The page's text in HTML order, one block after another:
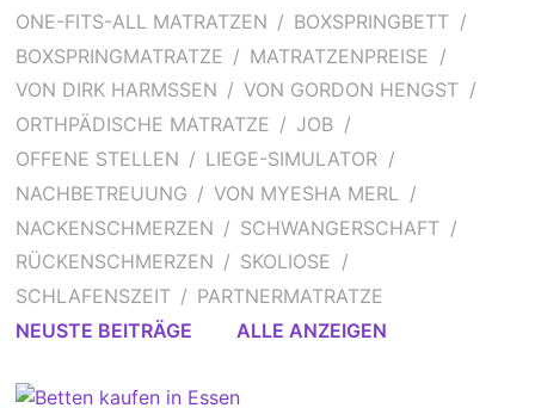
ONE-FITS-ALL MATRATZEN
BOXSPRINGBETT
BOXSPRINGMATRATZE
MATRATZENPREISE
VON DIRK HARMSSEN
VON GORDON HENGST
ORTHPÄDISCHE MATRATZE
JOB
OFFENE STELLEN
LIEGE-SIMULATOR
NACHBETREUUNG
VON MYESHA MERL
NACKENSCHMERZEN
SCHWANGERSCHAFT
RÜCKENSCHMERZEN
SKOLIOSE
SCHLAFENSZEIT
PARTNERMATRATZE
NEUSTE BEITRÄGE
ALLE ANZEIGEN